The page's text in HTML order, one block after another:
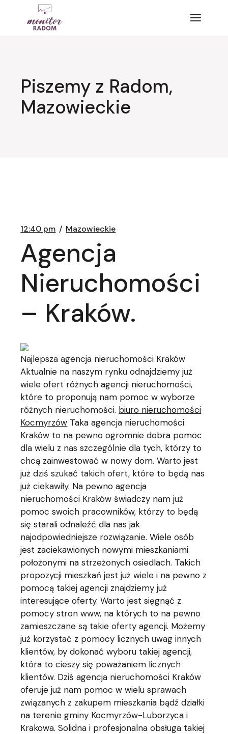
Piszemy z Radom,
Mazowieckie
12:40 pm Mazowieckie
Agencja
Nieruchomości
– Kraków.
Najlepsza agencja nieruchomości Kraków
Aktualnie na naszym rynku odnajdziemy już
wiele ofert różnych agencji nieruchomości,
które to proponują nam pomoc w wyborze
różnych nieruchomości. biuro nieruchomości
Kocmyrzów Taka agencja nieruchomości
Kraków to na pewno ogromnie dobra pomoc
dla wielu z nas szczególnie dla tych, którzy to
chcą zainwestować w nowy dom. Warto jest
już dziś szukać takich ofert, które to będą nas
już ciekawiły. Na pewno agencja
nieruchomości Kraków świadczy nam już
pomoc swoich pracowników, którzy to będą
się starali odnaleźć dla nas jak
najodpowiedniejsze rozwiązanie. Wiele osób
jest zaciekawionych nowymi mieszkaniami
położonymi na strzeżonych osiedlach. Takich
propozycji mieszkań jest już wiele i na pewno z
pomocą takiej agencji znajdziemy już
interesujące oferty. Warto jest sięgnąć z
pomocy stron www, na których to na pewno
zamieszczane są takie oferty agencji. Możemy
już korzystać z pomocy licznych uwag innych
klientów, by dokonać wyboru takiej agencji,
która to cieszy się poważaniem licznych
klientów. Dziś agencja nieruchomości Kraków
oferuje już nam pomoc w wielu sprawach
związanych z zakupem mieszkania bądź działki
na terenie gminy Kocmyrzów-Luborzyca i
Krakowa. Solidna i profesjonalna obsługa takiej